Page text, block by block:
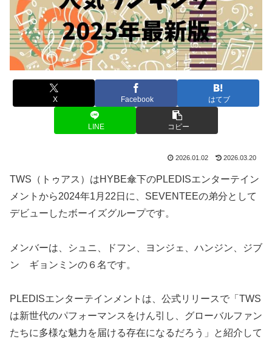
X Facebook はてブ
LINE コピー
2026.01.02 2026.03.20
TWS（トゥアス）はHYBE傘下のPLEDISエンターテイン
メントから2024年1月22日に、SEVENTEEの弟分として
デビューしたボーイズグループです。
メンバーは、シュニ、ドフン、ヨンジェ、ハンジン、ジブ
ン ギョンミンの６名です。
PLEDISエンターテインメントは、公式リリースで「TWS
は新世代のパフォーマンスをけん引し、グローバルファン
たちに多様な魅力を届ける存在になるだろう」と紹介して